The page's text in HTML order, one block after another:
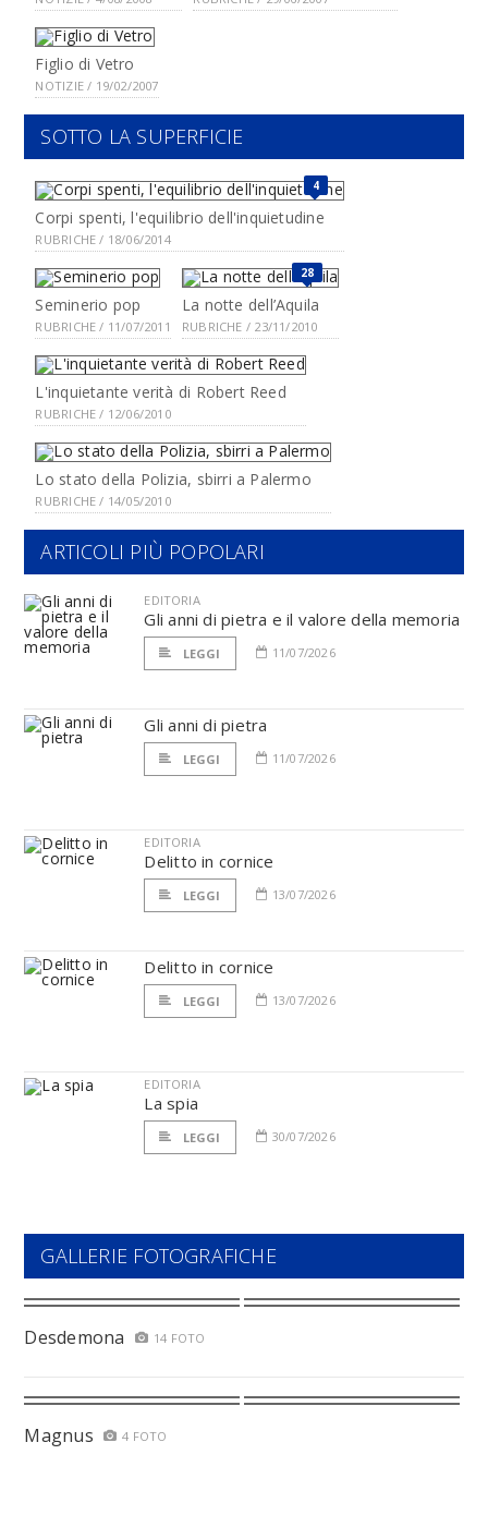
Figlio di Vetro
NOTIZIE / 19/02/2007
SOTTO LA SUPERFICIE
4
Corpi spenti, l'equilibrio dell'inquietudine
RUBRICHE / 18/06/2014
Seminerio pop
RUBRICHE / 11/07/2011
28
La notte dell’Aquila
RUBRICHE / 23/11/2010
L'inquietante verità di Robert Reed
RUBRICHE / 12/06/2010
Lo stato della Polizia, sbirri a Palermo
RUBRICHE / 14/05/2010
ARTICOLI PIÙ POPOLARI
EDITORIA
Gli anni di pietra e il valore della memoria
LEGGI 11/07/2026
Gli anni di pietra
LEGGI 11/07/2026
EDITORIA
Delitto in cornice
LEGGI 13/07/2026
Delitto in cornice
LEGGI 13/07/2026
EDITORIA
La spia
LEGGI 30/07/2026
GALLERIE FOTOGRAFICHE
Desdemona 14 FOTO
Magnus 4 FOTO